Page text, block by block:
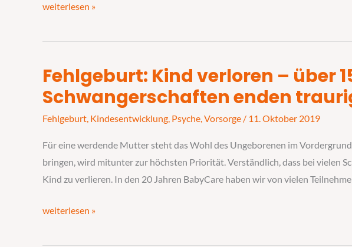
den
weiterlesen »
Fehlgeburt: Kind verloren – über
Schwangerschaften enden
Fehlgeburt, Kindesentwicklung, Psyche,Vorsorge / 11. Oktober 2019
Für eine werdende Mutter steht das Wohl des Ungeborenen im
bringen, wird mitunter zur höchsten Priorität. Verständlich, dass bei vielen
Kind zu verlieren. In den 20 Jahren BabyCare haben wir von vielen
Fehlgeburt:
Kind
–
über
15
%
Schwangerschaften
traurig
weiterlesen »